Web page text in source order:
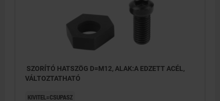
SZORÍTÓ HATSZÖG D=M12, ALAK:A EDZETT ACÉL,
VÁLTOZTATHATÓ
KIVITEL=CSUPASZ